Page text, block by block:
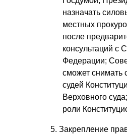
назначать
местных
после
консультаций с
Федерации;
сможет снимать
судей
Верховного
роли
5. Закрепление